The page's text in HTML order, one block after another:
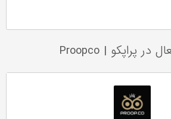
در پراپکو |